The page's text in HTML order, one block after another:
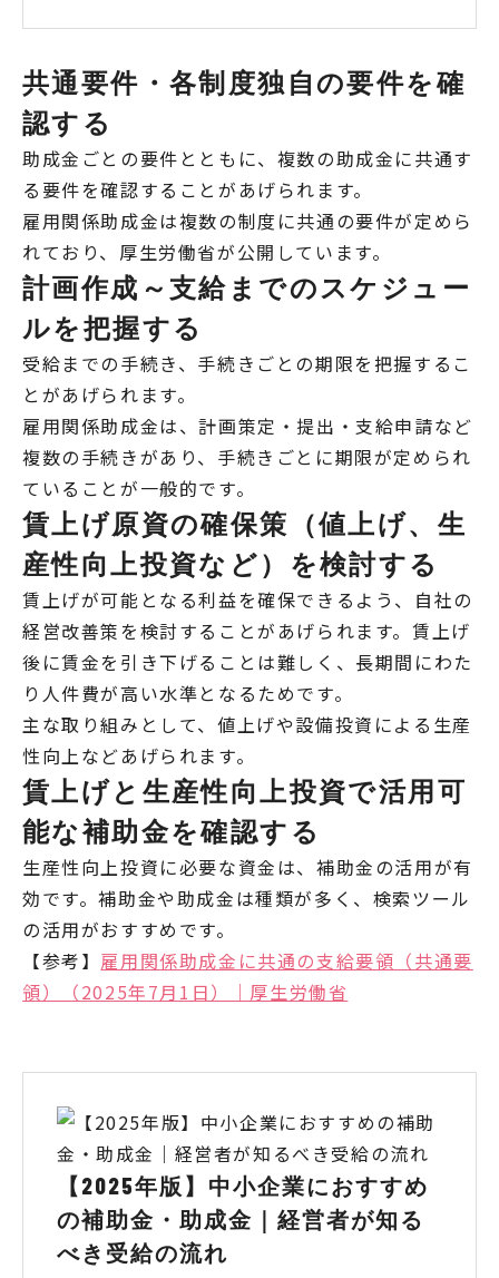
共通要件・各制度独自の要件を確
認する
助成金ごとの要件とともに、複数の助成金に共通す
る要件を確認することがあげられます。
雇用関係助成金は複数の制度に共通の要件が定めら
れており、厚生労働省が公開しています。
計画作成～支給までのスケジュー
ルを把握する
受給までの手続き、手続きごとの期限を把握するこ
とがあげられます。
雇用関係助成金は、計画策定・提出・支給申請など
複数の手続きがあり、手続きごとに期限が定められ
ていることが一般的です。
賃上げ原資の確保策（値上げ、生
産性向上投資など）を検討する
賃上げが可能となる利益を確保できるよう、自社の
経営改善策を検討することがあげられます。賃上げ
後に賃金を引き下げることは難しく、長期間にわた
り人件費が高い水準となるためです。
主な取り組みとして、値上げや設備投資による生産
性向上などあげられます。
賃上げと生産性向上投資で活用可
能な補助金を確認する
生産性向上投資に必要な資金は、補助金の活用が有
効です。補助金や助成金は種類が多く、検索ツール
の活用がおすすめです。
【参考】 雇用関係助成金に共通の支給要領（共通要
領）（2025年7月1日）｜厚生労働省
【2025年版】中小企業におすすめ
の補助金・助成金｜経営者が知る
べき受給の流れ